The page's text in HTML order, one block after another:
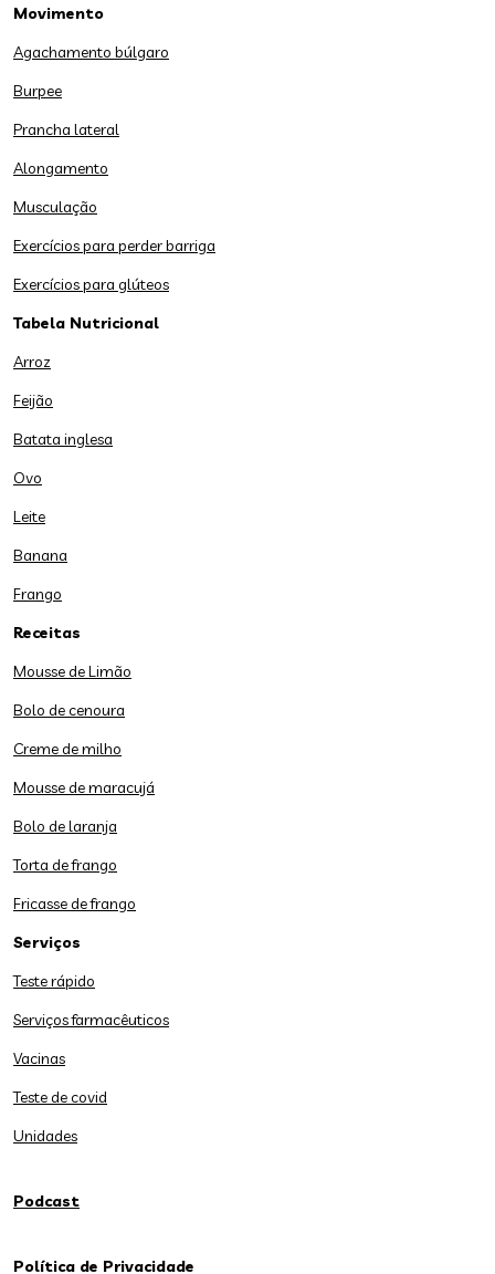
Movimento
Agachamento búlgaro
Burpee
Prancha lateral
Alongamento
Musculação
Exercícios para perder barriga
Exercícios para glúteos
Tabela Nutricional
Arroz
Feijão
Batata inglesa
Ovo
Leite
Banana
Frango
Receitas
Mousse de Limão
Bolo de cenoura
Creme de milho
Mousse de maracujá
Bolo de laranja
Torta de frango
Fricasse de frango
Serviços
Teste rápido
Serviços farmacêuticos
Vacinas
Teste de covid
Unidades
Podcast
Política de Privacidade